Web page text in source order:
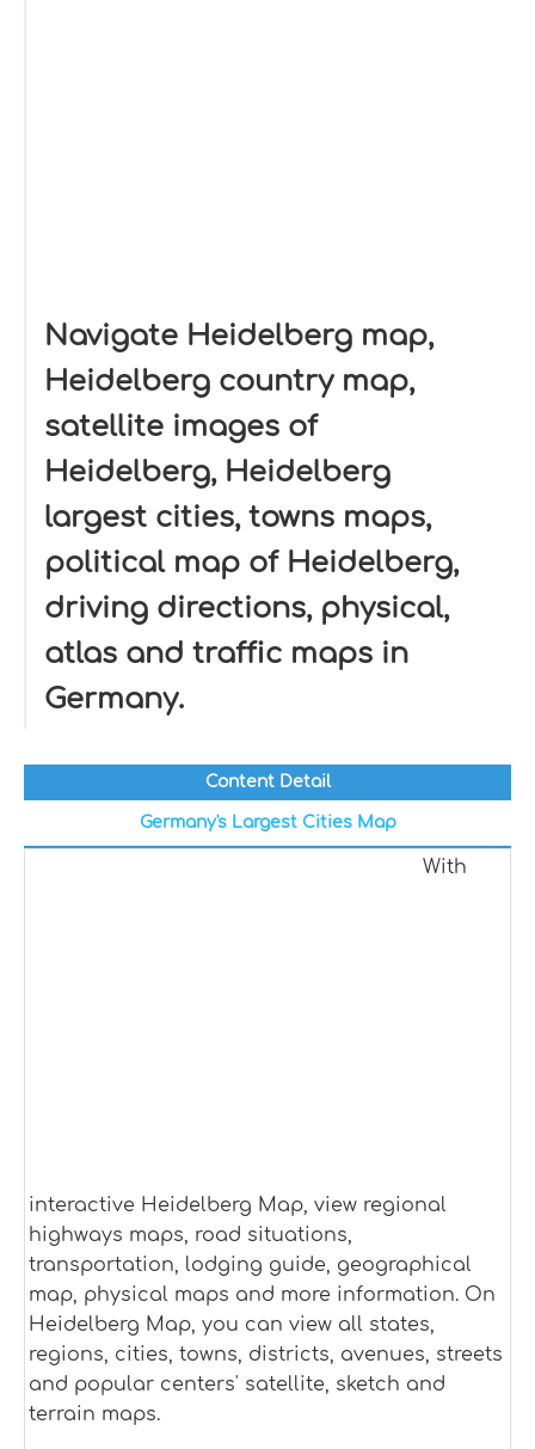
Navigate Heidelberg map,
Heidelberg country map,
satellite images of
Heidelberg, Heidelberg
largest cities, towns maps,
political map of Heidelberg,
driving directions, physical,
atlas and traffic maps in
Germany.
Content Detail
Germany's Largest Cities Map
With
interactive Heidelberg Map, view regional
highways maps, road situations,
transportation, lodging guide, geographical
map, physical maps and more information. On
Heidelberg Map, you can view all states,
regions, cities, towns, districts, avenues, streets
and popular centers' satellite, sketch and
terrain maps.